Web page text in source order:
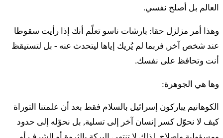
أَبوتام. ٤٣ مِبِّن شْلوشيم شانا فامَعْلا فْعَد بِّن حَميشّيم شانا
كول هَبّا لَتّسابا لَعَبودا بْأوهِل موعيد
מִבֶּן שְׁלֹשִׁים שָׁנָה וָמַעְלָה וְעַד בֶּן חֲמִשִּׁים שָׁנָה
מד
וַיִּהְיוּ פְקֻדֵיהֶם לְמִשְׁפְּחֹתָם שְׁלֹשֶׁת אֲלָפִים
العالم بل أصلح نفسي.
وهذا أمر مزلزل حقا: بارشات ناسو تعلّم أنك إذا رأيت سقوطا
عند شخص آخر, فربما لم يُريك إياها ليتحدث عنه - بل لتستيقظ
أنت وتحافظ على نفسك.
وها هي الجوهرة:
الكوهانيم يباركون إسرائيل بالسلام فقط بعد أن علمتنا التوراة
كيف لا نحوّل كسر إنسان آخر إلى تسلية, بل نحوّله إلى حدود